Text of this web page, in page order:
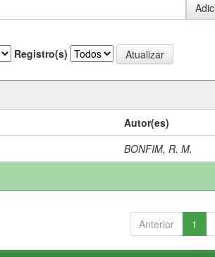
Registro(s)
Autor(es)
BONFIM, R. M.
Anterior 1